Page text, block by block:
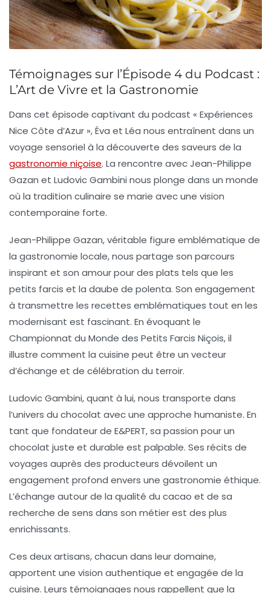
Témoignages sur l’Épisode 4 du Podcast :
L’Art de Vivre et la Gastronomie
Dans cet épisode captivant du podcast « Expériences
Nice Côte d’Azur », Éva et Léa nous entraînent dans un
voyage sensoriel à la découverte des saveurs de la
gastronomie niçoise. La rencontre avec Jean-Philippe
Gazan et Ludovic Gambini nous plonge dans un monde
où la tradition culinaire se marie avec une vision
contemporaine forte.
Jean-Philippe Gazan, véritable figure emblématique de
la gastronomie locale, nous partage son parcours
inspirant et son amour pour des plats tels que les
petits farcis et la daube de polenta. Son engagement
à transmettre les recettes emblématiques tout en les
modernisant est fascinant. En évoquant le
Championnat du Monde des Petits Farcis Niçois, il
illustre comment la cuisine peut être un vecteur
d’échange et de célébration du terroir.
Ludovic Gambini, quant à lui, nous transporte dans
l’univers du chocolat avec une approche humaniste. En
tant que fondateur de E&PERT, sa passion pour un
chocolat juste et durable est palpable. Ses récits de
voyages auprès des producteurs dévoilent un
engagement profond envers une gastronomie éthique.
L’échange autour de la qualité du cacao et de sa
recherche de sens dans son métier est des plus
enrichissants.
Ces deux artisans, chacun dans leur domaine,
apportent une vision authentique et engagée de la
cuisine. Leurs témoignages nous rappellent que la